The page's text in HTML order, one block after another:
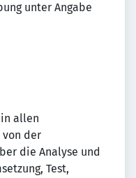
unter Angabe
allen
von der
die Analyse und
Test,